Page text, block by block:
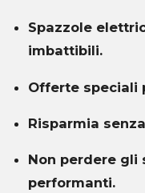
Spazzole
imbattibili.
Offerte speciali
Risparmia
Non perdere gli
performanti.